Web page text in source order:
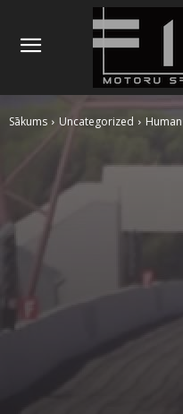
Sākums Uncategorized